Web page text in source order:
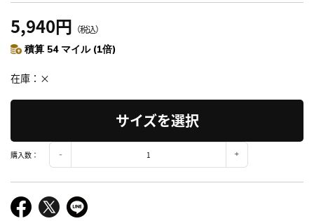
5,940円 （税込）
積算 54 マイル (1倍)
在庫 ×
サイズを選択
購入数：